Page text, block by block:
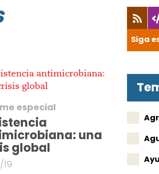
especial
una
global
Siga